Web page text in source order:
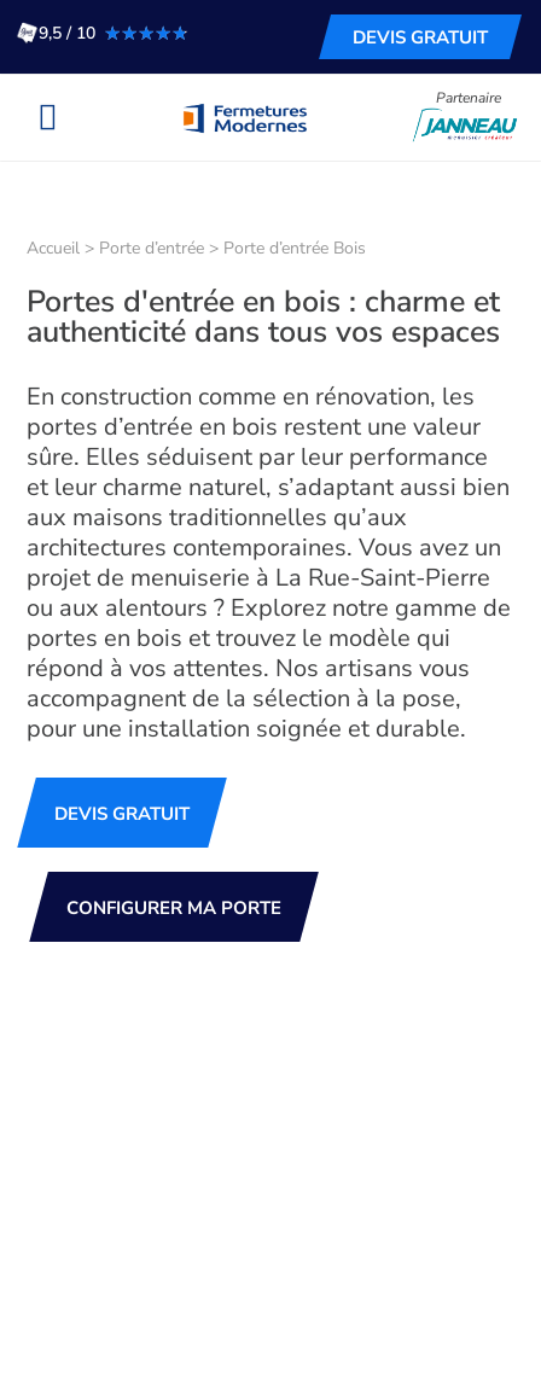
9,5 / 10 ★★★★★
★★★★★ DEVIS GRATUIT
Partenaire
Accueil > Porte d’entrée > Porte d’entrée Bois
Portes d'entrée en bois : charme et
authenticité dans tous vos espaces
En construction comme en rénovation, les
portes d’entrée en bois restent une valeur
sûre. Elles séduisent par leur performance
et leur charme naturel, s’adaptant aussi bien
aux maisons traditionnelles qu’aux
architectures contemporaines. Vous avez un
projet de menuiserie à La Rue-Saint-Pierre
ou aux alentours ? Explorez notre gamme de
portes en bois et trouvez le modèle qui
répond à vos attentes. Nos artisans vous
accompagnent de la sélection à la pose,
pour une installation soignée et durable.
DEVIS GRATUIT
CONFIGURER MA PORTE